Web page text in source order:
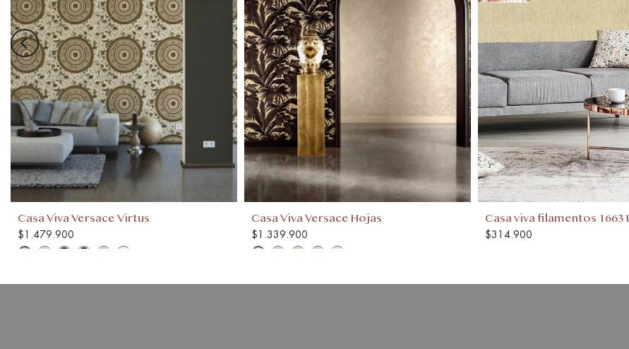
Casa Viva Versace Virtus
$1.479.900
Casa Viva Versace Hojas
$1.339.900
Casa viva filamentos 16631
$314.900